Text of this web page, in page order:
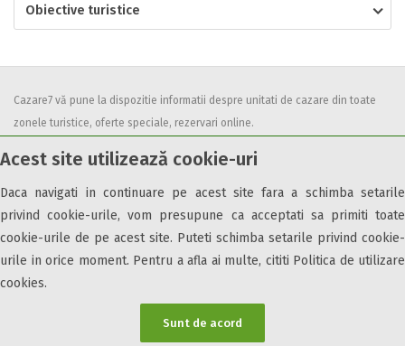
Acest site utilizează cookie-uri
Daca navigati in continuare pe acest site fara a schimba setarile
privind cookie-urile, vom presupune ca acceptati sa primiti toate
cookie-urile de pe acest site. Puteti schimba setarile privind cookie-
urile in orice moment. Pentru a afla ai multe, cititi Politica de utilizare
cookies.
Sunt de acord
Obiective turistice
Cazare7 vă pune la dispozitie informatii despre unitati de cazare din toate
zonele turistice, oferte speciale, rezervari online.
condițiile de utilizare.
Informații utile Parteneri Cazare7